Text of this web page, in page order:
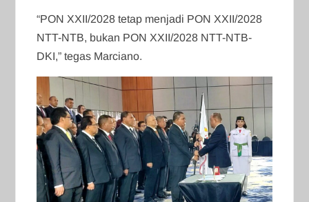
“PON XXII/2028 tetap menjadi PON XXII/2028
NTT-NTB, bukan PON XXII/2028 NTT-NTB-
DKI,” tegas Marciano.